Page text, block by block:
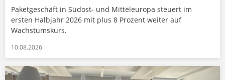
Paketgeschäft in Südost- und Mitteleuropa steuert im
ersten Halbjahr 2026 mit plus 8 Prozent weiter auf
Wachstumskurs.
10.08.2026